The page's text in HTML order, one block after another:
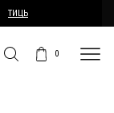
ТИЦЬ
0